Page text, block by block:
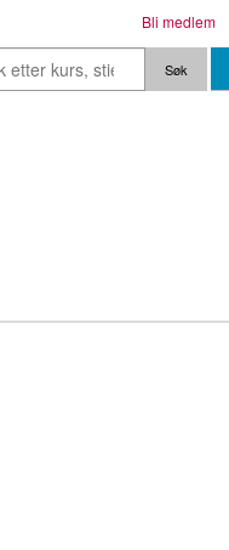
Bli medlem